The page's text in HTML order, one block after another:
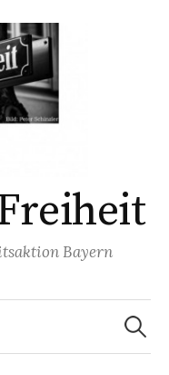
Bayern
Suchen
nach: